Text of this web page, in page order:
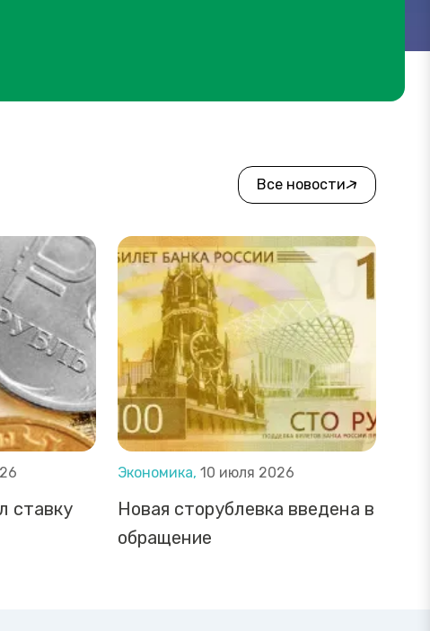
Все новости
ставку
Экономика, 10 июля 2026
Новая сторублевка введена в
обращение